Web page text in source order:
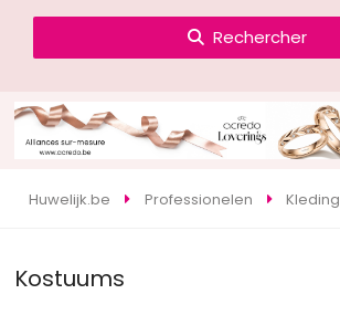
Rechercher
Huwelijk.be Professionelen Kleding
Kostuums